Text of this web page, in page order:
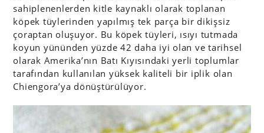
sahiplenenlerden kitle kaynaklı olarak toplanan
köpek tüylerinden yapılmış tek parça bir dikişsiz
çoraptan oluşuyor. Bu köpek tüyleri, ısıyı tutmada
koyun yününden yüzde 42 daha iyi olan ve tarihsel
olarak Amerika’nın Batı Kıyısındaki yerli toplumlar
tarafından kullanılan yüksek kaliteli bir iplik olan
Chiengora’ya dönüştürülüyor.